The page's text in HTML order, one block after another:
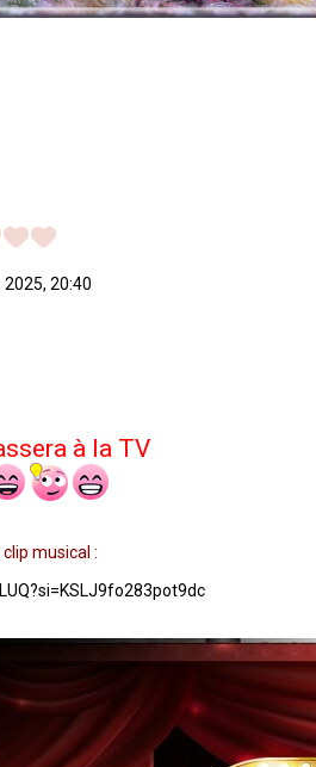
2025, 20:40
à la TV
clip musical :